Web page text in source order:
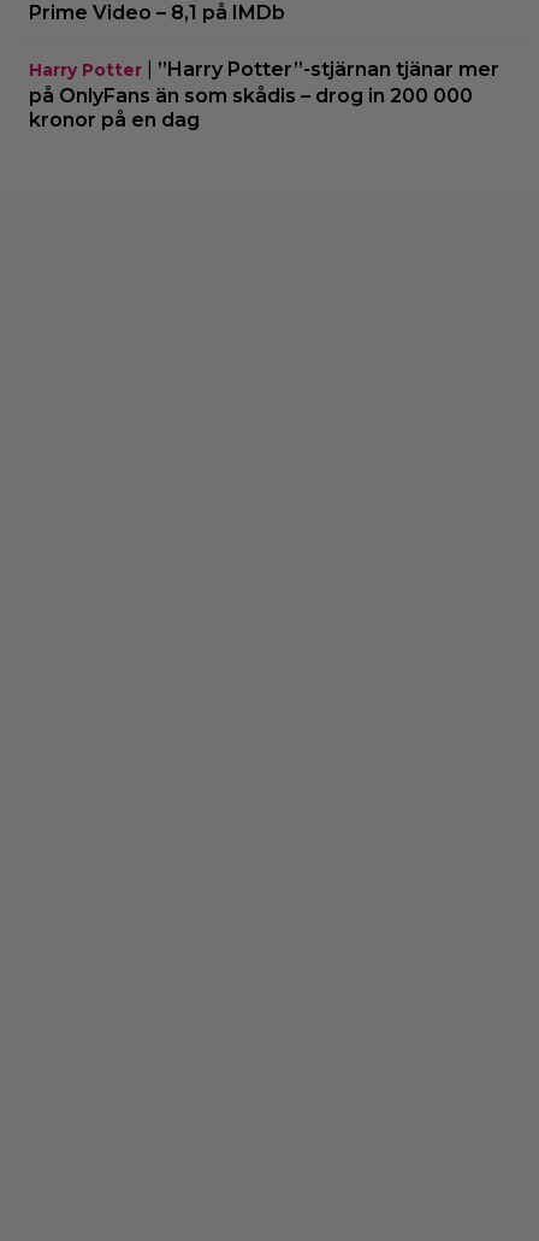
Prime Video – 8,1 på IMDb
Harry Potter
”Harry Potter”-stjärnan tjänar mer
på OnlyFans än som skådis – drog in 200 000
kronor på en dag